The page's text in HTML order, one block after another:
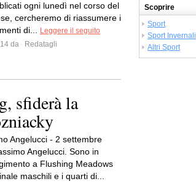
ogni lunedì nel corso del
cercheremo di riassumere i
di...
Leggere il seguito
da
Redatagli
sfiderà la
Angelucci - 2 settembre
Angelucci. Sono in
a Flushing Meadows
maschili e i quarti di...
Scoprire
Sport
Sport Invernali
Altri Sport